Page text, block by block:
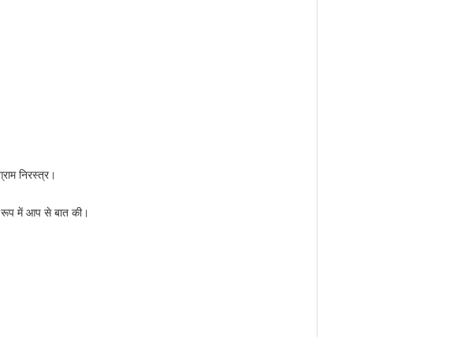
निरस्त्र।
रूप में आप से बात की।